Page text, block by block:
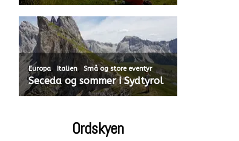
Europa, Italien,Små og store eventyr
Seceda og sommer i Sydtyrol
Ordskyen